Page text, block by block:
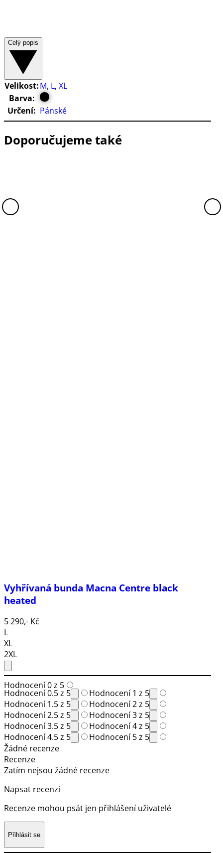
Celý popis
Velikost:M, L, XL
Barva:
Určení: Pánské
Doporučujeme také
Vyhřívaná bunda Macna Centre black
heated
5 290,- Kč
L
XL
2XL
Hodnocení 0 z 5
Hodnocení 0.5 z 5
Hodnocení 1 z 5
Hodnocení 1.5 z 5
Hodnocení 2 z 5
Hodnocení 2.5 z 5
Hodnocení 3 z 5
Hodnocení 3.5 z 5
Hodnocení 4 z 5
Hodnocení 4.5 z 5
Hodnocení 5 z 5
Žádné recenze
Recenze
Zatím nejsou žádné recenze
Napsat recenzi
Recenze mohou psát jen přihlášení uživatelé
Přihlásit se